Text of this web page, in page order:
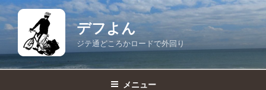
コ
ン
デフよん
ジテ通どころかロードで外回り
メニュー